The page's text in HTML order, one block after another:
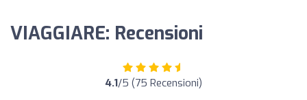
VIAGGIARE: Recensioni
4.1/5 (75 Recensioni)